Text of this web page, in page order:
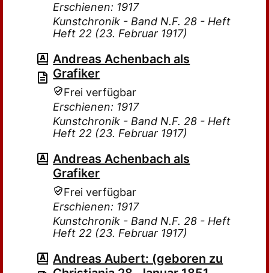
Erschienen: 1917
Kunstchronik - Band N.F. 28 - Heft
Heft 22 (23. Februar 1917)
Andreas Achenbach als
Grafiker
Frei verfügbar
Erschienen: 1917
Kunstchronik - Band N.F. 28 - Heft
Heft 22 (23. Februar 1917)
Andreas Achenbach als
Grafiker
Frei verfügbar
Erschienen: 1917
Kunstchronik - Band N.F. 28 - Heft
Heft 22 (23. Februar 1917)
Andreas Aubert: (geboren zu